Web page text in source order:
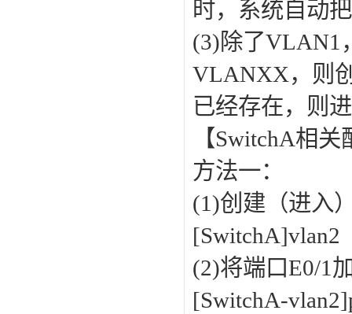
时，系统自动
(3)除了VLAN1
VLANXX，则
已经存在，则
【SwitchA相
方法一：
(1)创建（进入
[SwitchA]vlan2
(2)将端口E0/1
[SwitchA-